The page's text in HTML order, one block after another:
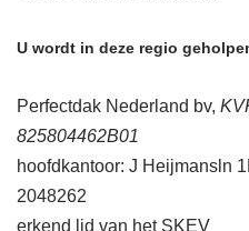
U wordt in deze regio
Perfectdak Nederland bv,
825804462B01
hoofdkantoor: J Heijmansln
2048262
erkend lid van het SKEV